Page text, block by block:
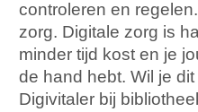
controleren en
zorg. Digitale zorg is
minder tijd kost en je
de hand hebt. Wil je
Digivitaler bij